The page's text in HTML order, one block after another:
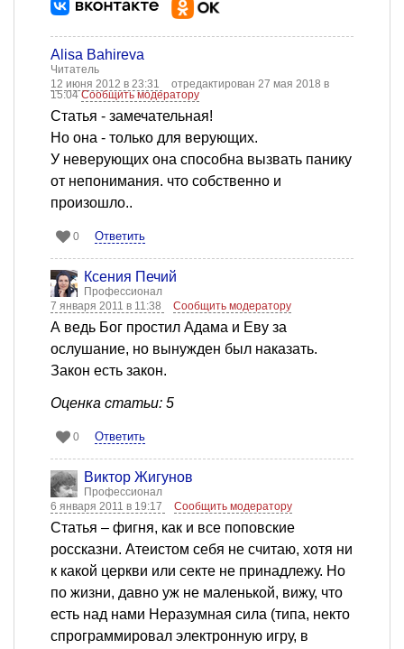
Alisa Bahireva
Читатель
12 июня 2012 в 23:31
отредактирован 27 мая 2018 в
15:04Сообщить модератору
Статья - замечательная!
Но она - только для верующих.
У неверующих она способна вызвать панику
от непонимания. что собственно и
произошло..
0 Ответить
Ксения Печий
Профессионал
7 января 2011 в 11:38
Сообщить модератору
А ведь Бог простил Адама и Еву за
ослушание, но вынужден был наказать.
Закон есть закон.
Оценка статьи: 5
0 Ответить
Виктор Жигунов
Профессионал
6 января 2011 в 19:17
Сообщить модератору
Статья – фигня, как и все поповские
россказни. Атеистом себя не считаю, хотя ни
к какой церкви или секте не принадлежу. Но
по жизни, давно уж не маленькой, вижу, что
есть над нами Неразумная сила (типа, некто
спрограммировал электронную игру, в